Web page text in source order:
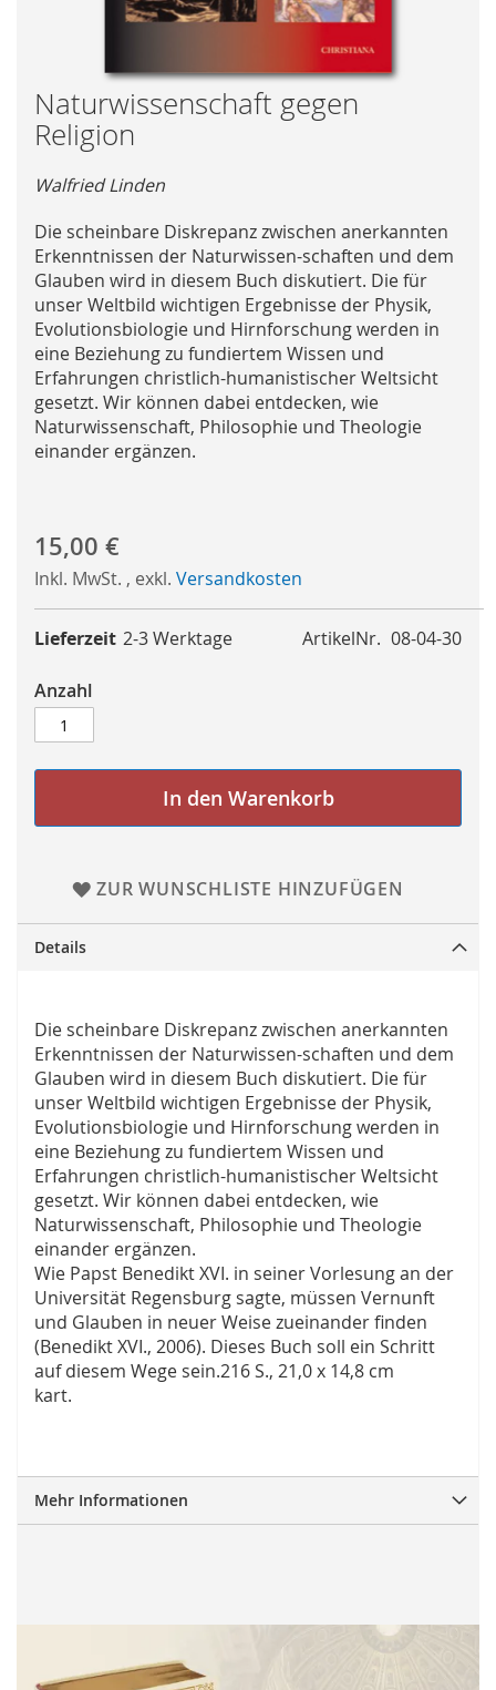
Skip
to
the
of
images
gallery
Naturwissenschaft gegen
Religion
Walfried Linden
Die scheinbare Diskrepanz zwischen anerkannten
Erkenntnissen der Naturwissen-schaften und dem
Glauben wird in diesem Buch diskutiert. Die für
unser Weltbild wichtigen Ergebnisse der Physik,
Evolutionsbiologie und Hirnforschung werden in
eine Beziehung zu fundiertem Wissen und
Erfahrungen christlich-humanistischer Weltsicht
gesetzt. Wir können dabei entdecken, wie
Naturwissenschaft, Philosophie und Theologie
einander ergänzen.
15,00 €
Inkl. MwSt. , exkl. Versandkosten
ArtikelNr. 08-04-30
Lieferzeit 2-3 Werktage
Anzahl
In den Warenkorb
ZUR WUNSCHLISTE HINZUFÜGEN
Details
Die scheinbare Diskrepanz zwischen anerkannten
Erkenntnissen der Naturwissen-schaften und dem
Glauben wird in diesem Buch diskutiert. Die für
unser Weltbild wichtigen Ergebnisse der Physik,
Evolutionsbiologie und Hirnforschung werden in
eine Beziehung zu fundiertem Wissen und
Erfahrungen christlich-humanistischer Weltsicht
gesetzt. Wir können dabei entdecken, wie
Naturwissenschaft, Philosophie und Theologie
einander ergänzen.
Wie Papst Benedikt XVI. in seiner Vorlesung an der
Universität Regensburg sagte, müssen Vernunft
und Glauben in neuer Weise zueinander finden
(Benedikt XVI., 2006). Dieses Buch soll ein Schritt
auf diesem Wege sein.216 S., 21,0 x 14,8 cm
kart.
Mehr Informationen